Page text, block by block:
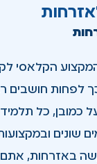
הקלאסי
לפחות חושבים
כמובן, כל
שונים
באזרחות, אתם